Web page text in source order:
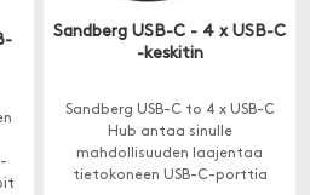
Sandberg USB-C - 4 x USB-C
-keskitin
Sandberg USB-C to 4 x USB-C
Hub antaa sinulle
mahdollisuuden laajentaa
tietokoneen USB-C-porttia